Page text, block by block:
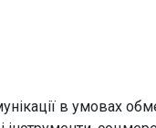
в умовах